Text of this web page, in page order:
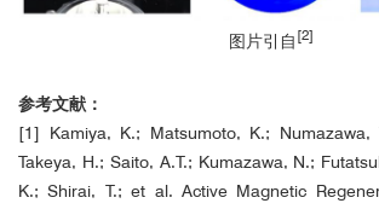
图片引自 [2]
参考文献：
[1] Kamiya, K.; Matsumoto, K.; Numazawa,
Takeya, H.; Saito, A.T.; Kumazawa, N.;
K.; Shirai, T.; et al. Active Magnetic
蓝宝石单晶Laue